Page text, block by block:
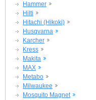
Hammer
Hilti
Hitachi (Hikoki)
Husqvarna
Karcher
Kress
Makita
MAX
Metabo
Milwaukee
Mosquito Magnet